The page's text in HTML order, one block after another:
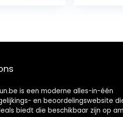
is een moderne alles-in-één
en beoordelingswebsite
biedt die beschikbaar zijn op